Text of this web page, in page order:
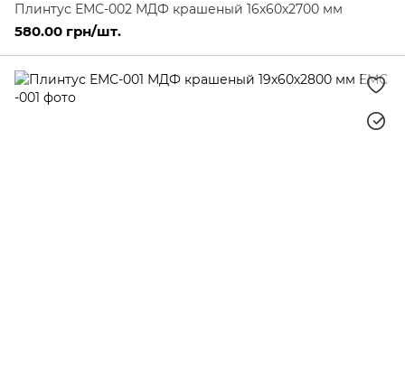
Плинтус ЕМС-002 МДФ крашеный 16х60х2700 мм
580.00 грн/шт.